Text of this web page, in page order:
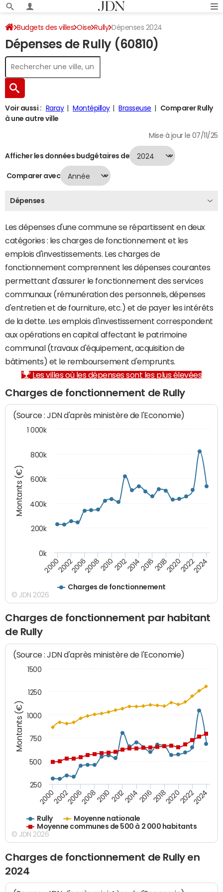
Budgets des villes Oise Rully Dépenses 2024
Dépenses de Rully (60810)
Voir aussi : Raray Montépilloy Brasseuse
Comparer Rully
à une autre ville
Mise à jour le 07/11/25
Afficher les données budgétaires de
Comparer avec
Dépenses
Les dépenses d'une commune se répartissent en deux
catégories : les charges de fonctionnement et les
emplois d'investissements. Les charges de
fonctionnement comprennent les dépenses courantes
permettant d'assurer le fonctionnement des services
communaux (rémunération des personnels, dépenses
d'entretien et de fourniture, etc.) et de payer les intérêts
de la dette. Les emplois d'investissement correspondent
aux opérations en capital affectant le patrimoine
communal (travaux d'équipement, acquisition de
bâtiments) et le remboursement d'emprunts.
Les villes où les dépenses sont les plus élevées
Charges de fonctionnement de Rully
Montants (€)
(Source : JDN d'après ministère de l'Economie)
Charges de fonctionnement
200020022006200820102012201420162018202020222024
0k
200k
400k
600k
800k
1 000k
© JDN 2026
Charges de fonctionnement par habitant
de Rully
Montants (€)
(Source : JDN d'après ministère de l'Economie)
Rully
Moyenne nationale
Moyenne communes de 500 à 2 000 habitants
200020022006200820102012201420162018202020222024
250
500
750
1000
1250
1500
© JDN 2026
Charges de fonctionnement de Rully en
2024